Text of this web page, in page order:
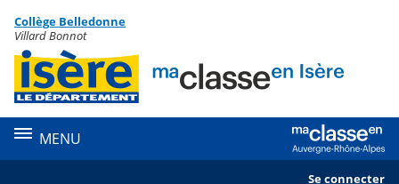
Menu de la rubrique
Contenu
Collège Belledonne
Villard Bonnot
MENU
Se connecter